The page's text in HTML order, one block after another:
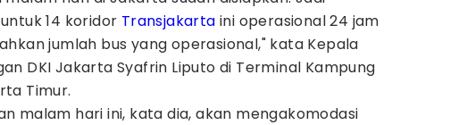
14 koridor Transjakarta ini operasional 24 jam
jumlah bus yang operasional," kata Kepala
DKI Jakarta Syafrin Liputo di Terminal Kampung
Timur.
malam hari ini, kata dia, akan mengakomodasi